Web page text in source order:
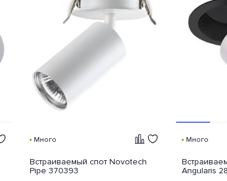
Много
Встраиваемый спот Novotech
Pipe 370393
Много
Angularis